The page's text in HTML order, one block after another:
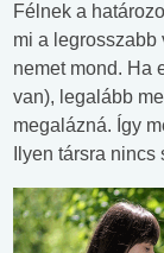
Félnek a
mi a legrosszabb
nemet mond. Ha
van), legalább
megalázná. Így
Ilyen társra nincs